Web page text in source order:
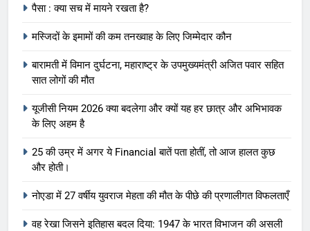
पैसा : क्या सच में मायने रखता है?
मस्जिदों के इमामों की कम तनख्वाह के लिए जिम्मेदार कौन
बारामती में विमान दुर्घटना, महाराष्ट्र के उपमुख्यमंत्री अजित पवार सहित
सात लोगों की मौत
यूजीसी नियम 2026 क्या बदलेगा और क्यों यह हर छात्र और अभिभावक
के लिए अहम है
25 की उम्र में अगर ये Financial बातें पता होतीं, तो आज हालत कुछ
और होती।
नोएडा में 27 वर्षीय युवराज मेहता की मौत के पीछे की प्रणालीगत विफलताएँ
वह रेखा जिसने इतिहास बदल दिया: 1947 के भारत विभाजन की असली